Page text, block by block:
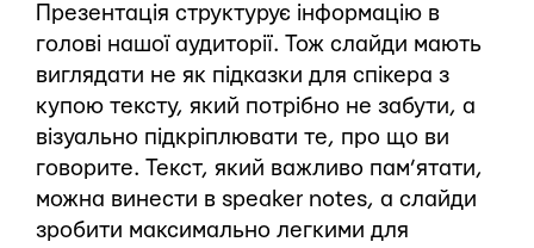
Презентація структурує інформацію в
голові нашої аудиторії. Тож слайди мають
виглядати не як підказки для спікера з
купою тексту, який потрібно не забути, а
візуально підкріплювати те, про що ви
говорите. Текст, який важливо пам’ятати,
можна винести в speaker notes, а слайди
зробити максимально легкими для